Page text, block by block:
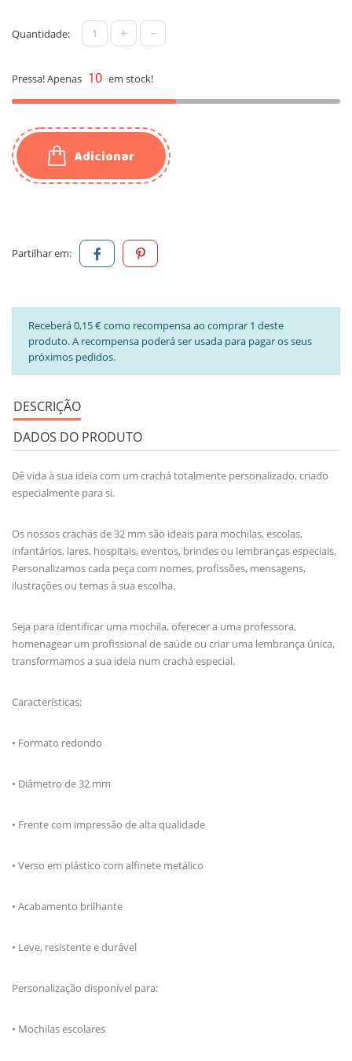
Quantidade: + -
Pressa! Apenas 10 em stock!
Adicionar
Partilhar em:
Receberá 0,15 € como recompensa ao comprar 1 deste
produto. A recompensa poderá ser usada para pagar os seus
próximos pedidos.
DESCRIÇÃO
DADOS DO PRODUTO
Dê vida à sua ideia com um crachá totalmente personalizado, criado
especialmente para si.
Os nossos crachás de 32 mm são ideais para mochilas, escolas,
infantários, lares, hospitais, eventos, brindes ou lembranças especiais.
Personalizamos cada peça com nomes, profissões, mensagens,
ilustrações ou temas à sua escolha.
Seja para identificar uma mochila, oferecer a uma professora,
homenagear um profissional de saúde ou criar uma lembrança única,
transformamos a sua ideia num crachá especial.
Características:
• Formato redondo
• Diâmetro de 32 mm
• Frente com impressão de alta qualidade
• Verso em plástico com alfinete metálico
• Acabamento brilhante
• Leve, resistente e durável
Personalização disponível para:
• Mochilas escolares